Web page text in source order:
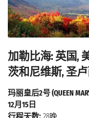
加勒比海: 英国,
茨和尼维斯, 圣
玛丽皇后2号 (QUEEN
12月15日